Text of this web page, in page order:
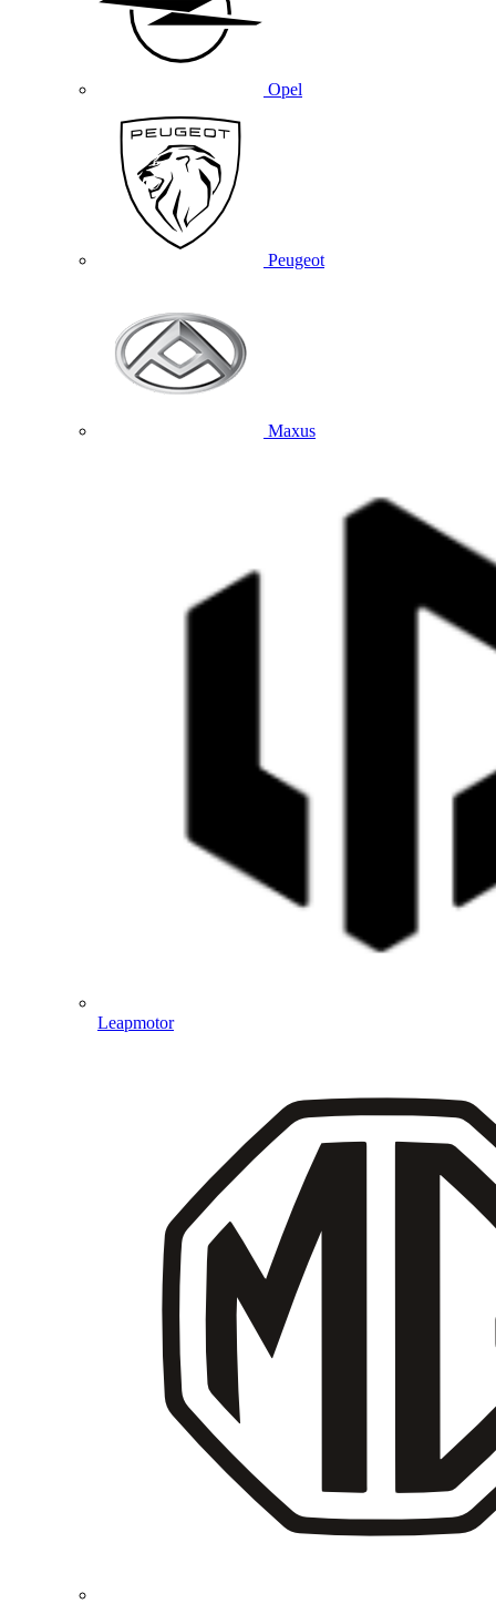
Opel
Peugeot
Maxus
Leapmotor